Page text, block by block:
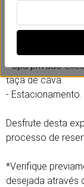
para uma noite
- Água Numen e
- Spa privado
taça de cava.
- Estacionamento.
Desfrute desta
processo de
*Verifique
desejada através